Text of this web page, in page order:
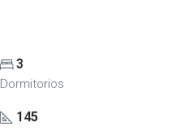
3
Dormitorios
145